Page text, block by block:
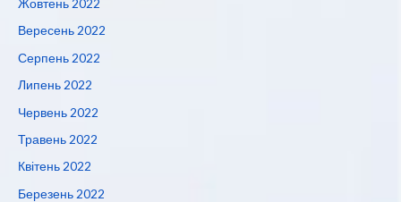
Жовтень 2022
Вересень 2022
Серпень 2022
Липень 2022
Червень 2022
Травень 2022
Квітень 2022
Березень 2022